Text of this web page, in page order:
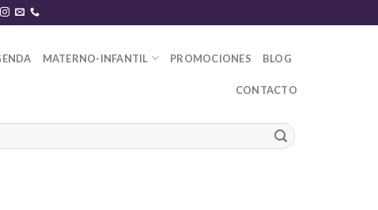
MATERNO-INFANTIL PROMOCIONES BLOG
CONTACTO